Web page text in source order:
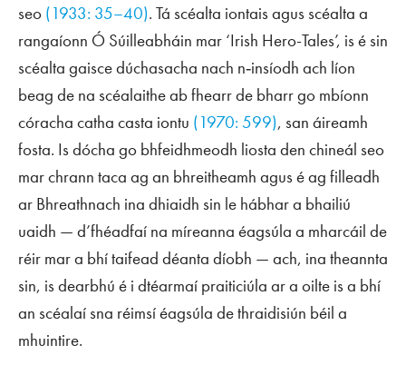
seo (1933: 35–40). Tá scéalta iontais agus scéalta a
rangaíonn Ó Súilleabháin mar ‘Irish Hero-Tales’, is é sin
scéalta gaisce dúchasacha nach n‑insíodh ach líon
beag de na scéalaithe ab fhearr de bharr go mbíonn
córacha catha casta iontu (1970: 599), san áireamh
fosta. Is dócha go bhfeidhmeodh liosta den chineál seo
mar chrann taca ag an bhreitheamh agus é ag filleadh
ar Bhreathnach ina dhiaidh sin le hábhar a bhailiú
uaidh — d’fhéadfaí na míreanna éagsúla a mharcáil de
réir mar a bhí taifead déanta díobh — ach, ina theannta
sin, is dearbhú é i dtéarmaí praiticiúla ar a oilte is a bhí
an scéalaí sna réimsí éagsúla de thraidisiún béil a
mhuintire.